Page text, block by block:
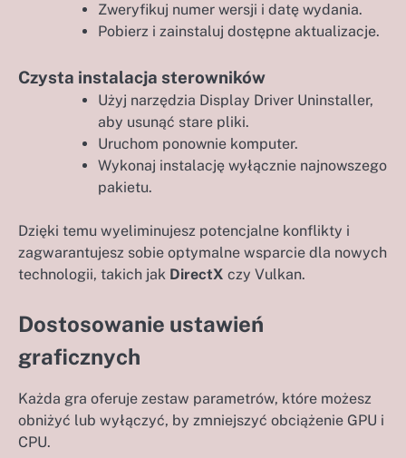
Zweryfikuj numer wersji i datę wydania.
Pobierz i zainstaluj dostępne aktualizacje.
Czysta instalacja sterowników
Użyj narzędzia Display Driver Uninstaller,
aby usunąć stare pliki.
Uruchom ponownie komputer.
Wykonaj instalację wyłącznie najnowszego
pakietu.
Dzięki temu wyeliminujesz potencjalne konflikty i
zagwarantujesz sobie optymalne wsparcie dla nowych
technologii, takich jak DirectX czy Vulkan.
Dostosowanie ustawień
graficznych
Każda gra oferuje zestaw parametrów, które możesz
obniżyć lub wyłączyć, by zmniejszyć obciążenie GPU i
CPU.